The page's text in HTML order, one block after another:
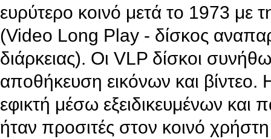
ευρύτερο κοινό μετά το 1973 με
(Video Long Play - δίσκος
διάρκειας). Οι VLP δίσκοι
αποθήκευση εικόνων και
εφικτή μέσω εξειδικευμένων
ήταν προσιτές στον κοινό